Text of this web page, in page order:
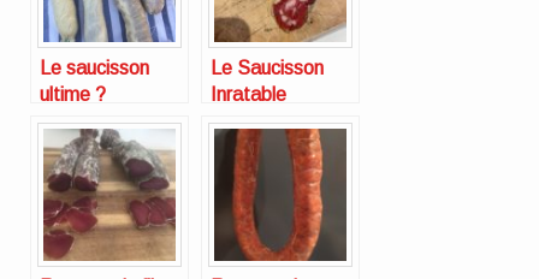
Le saucisson
ultime ?
Le Saucisson
Inratable